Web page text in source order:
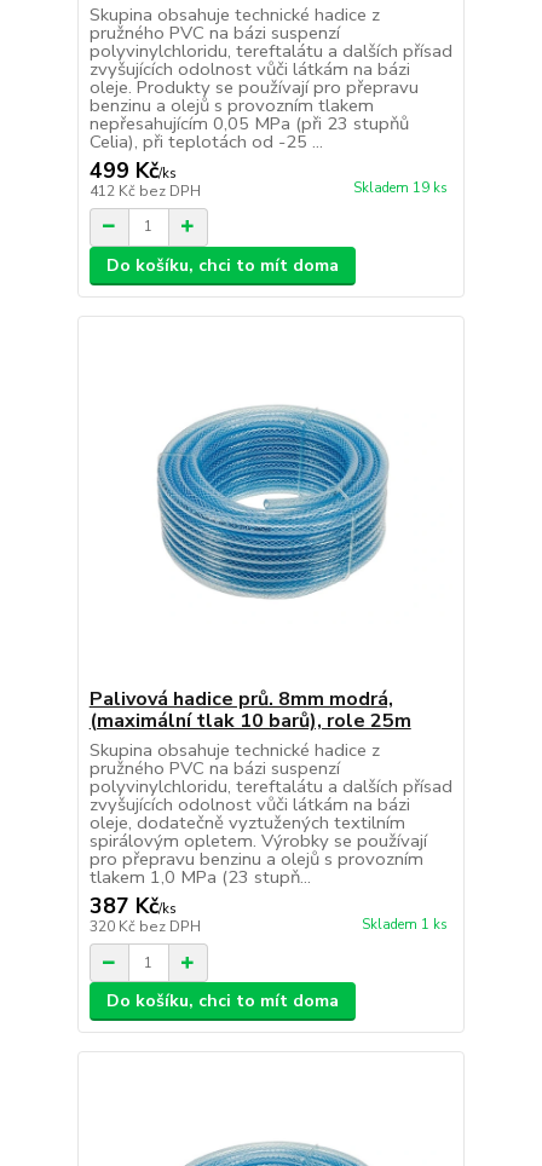
Skupina obsahuje technické hadice z
pružného PVC na bázi suspenzí
polyvinylchloridu, tereftalátu a dalších přísad
zvyšujících odolnost vůči látkám na bázi
oleje. Produkty se používají pro přepravu
benzinu a olejů s provozním tlakem
nepřesahujícím 0,05 MPa (při 23 stupňů
Celia), při teplotách od -25 ...
499 Kč/ks
412 Kč bez DPH Skladem 19 ks
Do košíku, chci to mít doma
Palivová hadice prů. 8mm modrá,
(maximální tlak 10 barů), role 25m
Skupina obsahuje technické hadice z
pružného PVC na bázi suspenzí
polyvinylchloridu, tereftalátu a dalších přísad
zvyšujících odolnost vůči látkám na bázi
oleje, dodatečně vyztužených textilním
spirálovým opletem. Výrobky se používají
pro přepravu benzinu a olejů s provozním
tlakem 1,0 MPa (23 stupň...
387 Kč/ks
320 Kč bez DPH Skladem 1 ks
Do košíku, chci to mít doma